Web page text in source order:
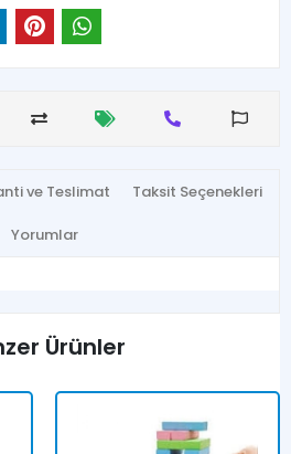
ve Teslimat Taksit Seçenekleri
Yorumlar
Ürünler